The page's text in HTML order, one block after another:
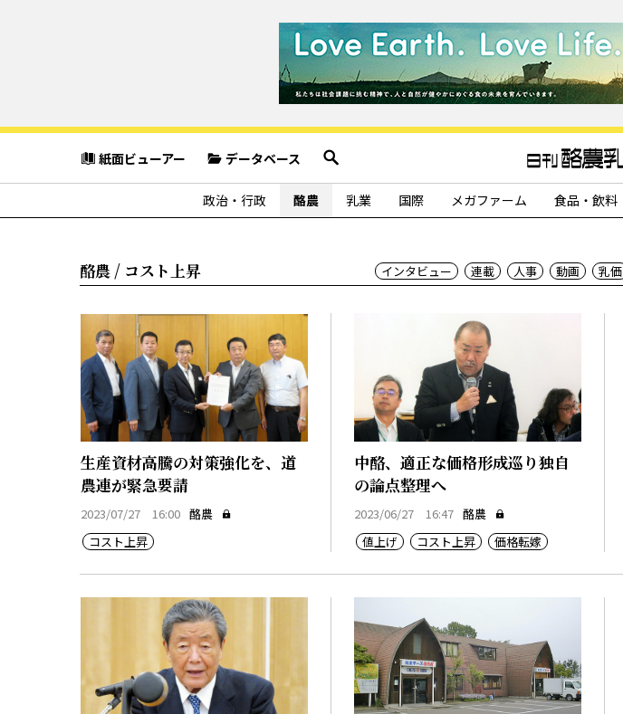
紙面ビューアー データベース
政治・行政 酪農 乳業 国際 メガファーム 食品・飲料
酪農 / コスト上昇 インタビュー 連載 人事 動画 乳価
生産資材高騰の対策強化を、道
農連が緊急要請
2023/07/27 16:00 酪農
コスト上昇
中酪、適正な価格形成巡り独自
の論点整理へ
2023/06/27 16:47 酪農
値上げ
コスト上昇 価格転嫁